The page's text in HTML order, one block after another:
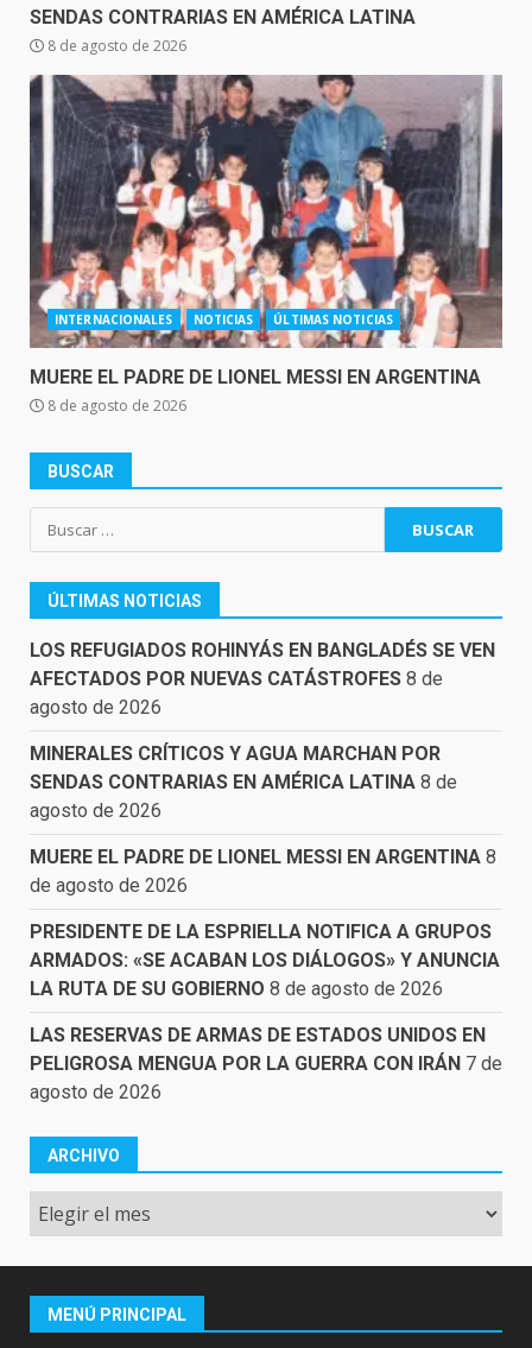
SENDAS CONTRARIAS EN AMÉRICA LATINA
8 de agosto de 2026
INTERNACIONALES NOTICIAS ÚLTIMAS NOTICIAS
MUERE EL PADRE DE LIONEL MESSI EN ARGENTINA
8 de agosto de 2026
BUSCAR
Buscar:
ÚLTIMAS NOTICIAS
LOS REFUGIADOS ROHINYÁS EN BANGLADÉS SE VEN
AFECTADOS POR NUEVAS CATÁSTROFES 8 de
agosto de 2026
MINERALES CRÍTICOS Y AGUA MARCHAN POR
SENDAS CONTRARIAS EN AMÉRICA LATINA 8 de
agosto de 2026
MUERE EL PADRE DE LIONEL MESSI EN ARGENTINA 8
de agosto de 2026
PRESIDENTE DE LA ESPRIELLA NOTIFICA A GRUPOS
ARMADOS: «SE ACABAN LOS DIÁLOGOS» Y ANUNCIA
LA RUTA DE SU GOBIERNO 8 de agosto de 2026
LAS RESERVAS DE ARMAS DE ESTADOS UNIDOS EN
PELIGROSA MENGUA POR LA GUERRA CON IRÁN 7 de
agosto de 2026
ARCHIVO
Archivo
MENÚ PRINCIPAL